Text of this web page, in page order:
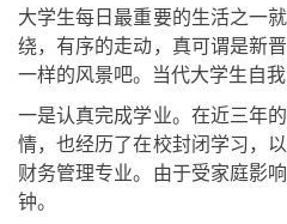
大学生每日最重要的生活之一
绕，有序的走动，真可谓是新
一样的风景吧。当代大学生自
一是认真完成学业。在近三年
情，也经历了在校封闭学习，
财务管理专业。由于受家庭影
钟。